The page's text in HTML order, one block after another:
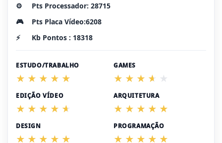
⚙️
Pts Processador: 28715
🎮
Pts Placa Vídeo:6208
⚡
Kb Pontos : 18318
ESTUDO/TRABALHO GAMES
EDIÇÃO VÍDEO ARQUITETURA
DESIGN PROGRAMAÇÃO